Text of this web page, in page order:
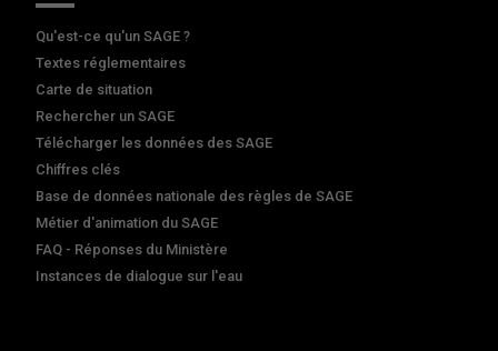
Qu'est-ce qu'un SAGE ?
Textes réglementaires
Carte de situation
Rechercher un SAGE
Télécharger les données des SAGE
Chiffres clés
Base de données nationale des règles de SAGE
Métier d'animation du SAGE
FAQ - Réponses du Ministère
Instances de dialogue sur l'eau